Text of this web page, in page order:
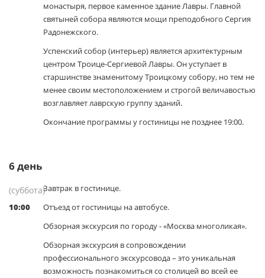
монастыря, первое каменное здание Лавры. Главной
святыней собора являются мощи преподобного Сергия
Радонежского.
Успенский собор (интерьер) является архитектурным
центром Троице-Сергиевой Лавры. Он уступает в
старшинстве знаменитому Троицкому собору, но тем не
менее своим местоположением и строгой величавостью
возглавляет лаврскую группу зданий.
Окончание программы у гостиницы не позднее 19:00.
6день
(суббота)Завтрак в гостинице.
10:00
Отъезд от гостиницы на автобусе.
Обзорная экскурсия по городу - «Москва многоликая».
Обзорная экскурсия в сопровождении
профессионального экскурсовода – это уникальная
возможность познакомиться со столицей во всей ее